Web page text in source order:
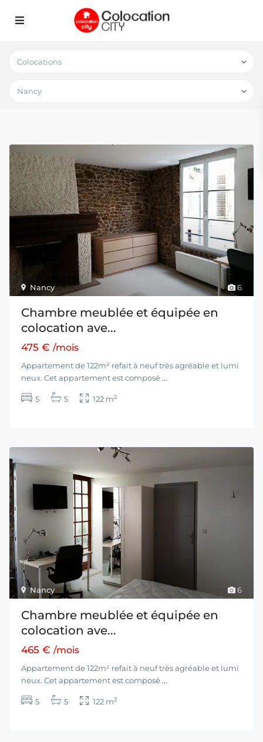
Colocations
Nancy
6
Nancy
Chambre meublée et équipée en
colocation ave...
475 €/mois
Appartement de 122m² refait à neuf très agréable et lumi
neux. Cet appartement est composé ...
5 5 122 m2
6
Nancy
Chambre meublée et équipée en
colocation ave...
465 €/mois
Appartement de 122m² refait à neuf très agréable et lumi
neux. Cet appartement est composé ...
5 5 122 m2